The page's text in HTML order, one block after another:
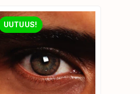
UUTUUS!